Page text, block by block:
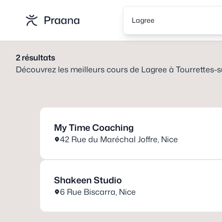
Lagree
2résultats
Découvrez les meilleurs cours de Lagree à Tourrettes-
My Time Coaching
42 Rue du Maréchal Joffre, Nice
Shakeen Studio
6 Rue Biscarra, Nice